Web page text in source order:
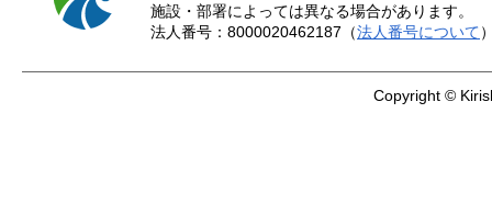
施設・部署によっては異なる場合があります。
法人番号：8000020462187（法人番号について
Copyright ©